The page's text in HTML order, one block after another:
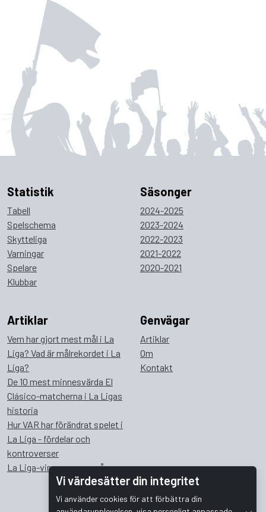
Vi värdesätter din integritet
Vi använder cookies för att förbättra din
Statistik
Tabell
Spelschema
Skytteliga
Varningar
Spelare
Klubbar
Säsonger
2024-2025
2023-2024
2022-2023
2021-2022
2020-2021
Artiklar
Vem har gjort mest mål i La
Liga? Vad är målrekordet i La
Liga?
De 10 mest minnesvärda El
Clásico-matcherna i La Ligas
historia
Hur VAR har förändrat spelet i
La Liga - fördelar och
kontroverser
La Liga-vinnare genom åren
Genvägar
Artiklar
Om
Kontakt